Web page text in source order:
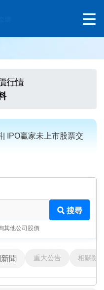
行情
IPO贏家未上市股票交
搜尋
其他公司股價
聞 重大公告 相關影